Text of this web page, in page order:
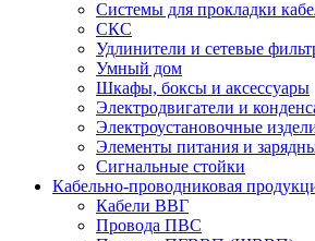
Системы для прокладки
СКС
Удлинители и сетевые
Умный дом
Шкафы, боксы и аксессуары
Электродвигатели и
Электроустановочные
Элементы питания и
Сигнальные стойки
Кабельно-проводниковая
Кабели ВВГ
Провода ПВС